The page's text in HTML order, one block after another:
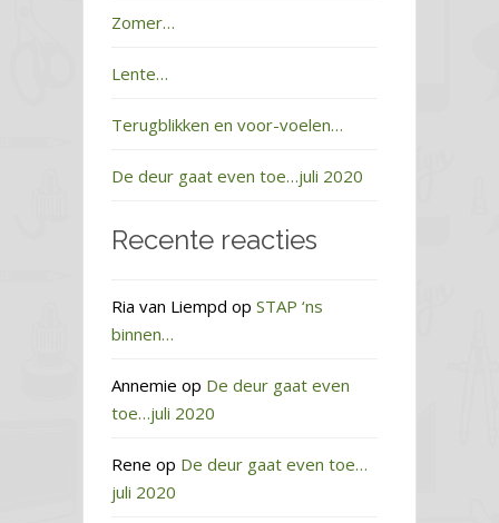
Zomer…
Lente…
Terugblikken en voor-voelen…
De deur gaat even toe…juli 2020
Recente reacties
Ria van Liempd op STAP ‘ns
binnen…
Annemie op De deur gaat even
toe…juli 2020
Rene op De deur gaat even toe…
juli 2020